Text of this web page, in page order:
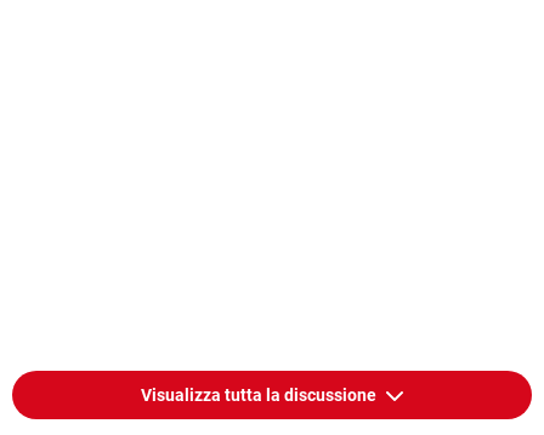
Visualizza tutta la discussione